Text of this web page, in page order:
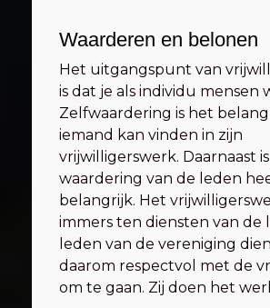
Waarderen en belonen
Het uitgangspunt van
is dat je als individu mensen
Zelfwaardering is het
iemand kan vinden in zijn
vrijwilligerswerk. Daarnaast is
waardering van de leden
belangrijk. Het
immers ten diensten van de
leden van de vereniging
daarom respectvol met de
om te gaan. Zij doen het